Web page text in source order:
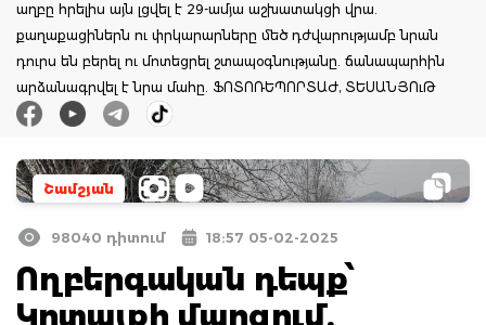
աղբը հրելիս այն լցվել է 29-ամյա աշխատակցի վրա.
քաղաքացիներն ու փրկարարները մեծ դժվարությամբ նրան
դուրս են բերել ու մոտեցրել շտապօգնությանը. ճանապարհին
արձանագրվել է նրա մահը. ՖՈՏՈՌԵՊՈՐՏԱԺ, ՏԵՍԱՆՅՈւԹ
Շամշյան
98040 դիտում 18:57 05-02-2025
Ողբերգական դեպք՝
Կոտայքի մարզում.